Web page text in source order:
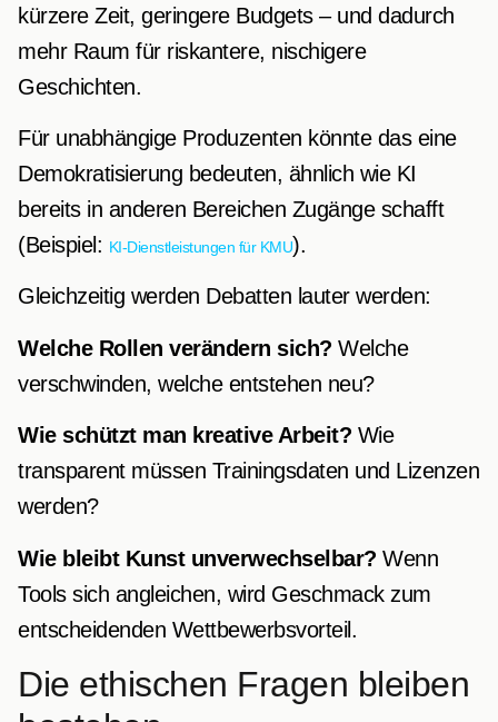
kürzere Zeit, geringere Budgets – und dadurch
mehr Raum für riskantere, nischigere
Geschichten.
Für unabhängige Produzenten könnte das eine
Demokratisierung bedeuten, ähnlich wie KI
bereits in anderen Bereichen Zugänge schafft
(Beispiel: KI-Dienstleistungen für KMU).
Gleichzeitig werden Debatten lauter werden:
Welche Rollen verändern sich? Welche
verschwinden, welche entstehen neu?
Wie schützt man kreative Arbeit? Wie
transparent müssen Trainingsdaten und Lizenzen
werden?
Wie bleibt Kunst unverwechselbar? Wenn
Tools sich angleichen, wird Geschmack zum
entscheidenden Wettbewerbsvorteil.
Die ethischen Fragen bleiben